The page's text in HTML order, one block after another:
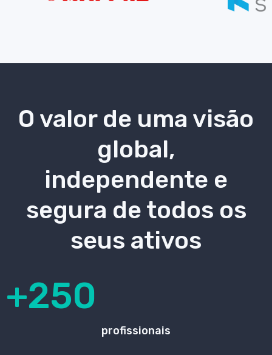
O valor de uma visão
global,
independente e
segura de todos os
seus ativos
+250
profissionais